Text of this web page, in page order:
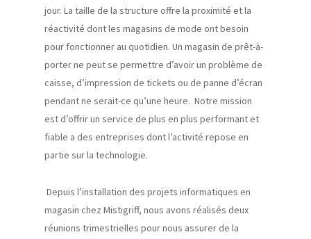
jour. La taille de la structure offre la proximité et la
réactivité dont les magasins de mode ont besoin
pour fonctionner au quotidien. Un magasin de prêt-à-
porter ne peut se permettre d’avoir un problème de
caisse, d’impression de tickets ou de panne d’écran
pendant ne serait-ce qu’une heure. Notre mission
est d’offrir un service de plus en plus performant et
fiable a des entreprises dont l’activité repose en
partie sur la technologie.
Depuis l’installation des projets informatiques en
magasin chez Mistigriff, nous avons réalisés deux
réunions trimestrielles pour nous assurer de la